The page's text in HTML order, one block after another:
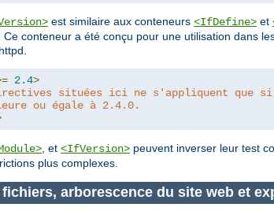
est similaire aux conteneurs <IfDefine> et
conteneur a été conçu pour une utilisation dans
2.4>
situées ici ne s'appliquent que
ou égale à 2.4.0.
, et <IfVersion> peuvent inverser leur test
plus complexes.
arborescence du site web et